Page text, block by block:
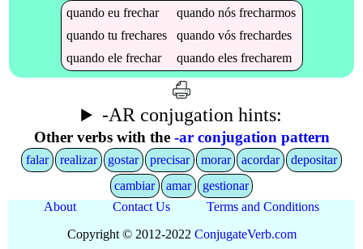
quandoeufrechar quandonósfrecharmos
quandotufrechares quandovósfrechardes
quandoelefrechar quandoelesfrecharem
-AR conjugation hints:
Other verbs with the -ar conjugation pattern
falar realizar gostar precisar morar acordar
depositar
cambiar
amar
gestionar
About
Contact Us
Terms and Conditions
Copyright © 2012-2022 ConjugateVerb.com